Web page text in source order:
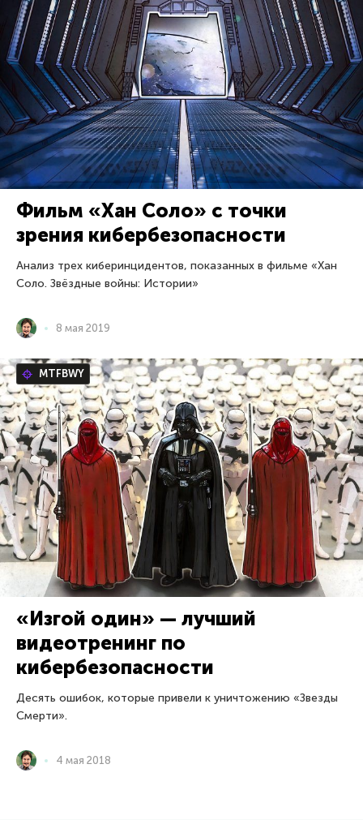
Фильм «Хан Соло» с точки
зрения кибербезопасности
Анализ трех киберинцидентов, показанных в фильме «Хан
Соло. Звёздные войны: Истории»
8 мая 2019
MTFBWY
«Изгой один» — лучший
видеотренинг по
кибербезопасности
Десять ошибок, которые привели к уничтожению «Звезды
Смерти».
4 мая 2018